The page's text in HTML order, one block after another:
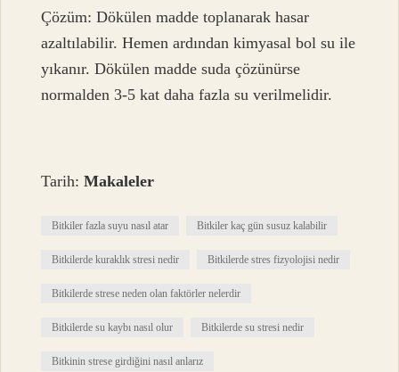
Çözüm: Dökülen madde toplanarak hasar
azaltılabilir. Hemen ardından kimyasal bol su ile
yıkanır. Dökülen madde suda çözünürse
normalden 3-5 kat daha fazla su verilmelidir.
Tarih:Makaleler
Bitkiler fazla suyu nasıl atar Bitkiler kaç gün susuz kalabilir
Bitkilerde kuraklık stresi nedir Bitkilerde stres fizyolojisi nedir
Bitkilerde strese neden olan faktörler nelerdir
Bitkilerde su kaybı nasıl olur Bitkilerde su stresi nedir
Bitkinin strese girdiğini nasıl anlarız